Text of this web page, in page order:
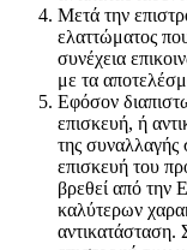
Μετά την
ελαττώματος
συνέχεια
με τα
Εφόσον
επισκευή, ή
της συναλλαγής
επισκευή του
βρεθεί από την
καλύτερων